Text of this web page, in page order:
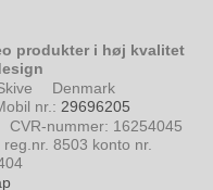
produkter i høj kvalitet
Denmark
nr.: 29696205
CVR-nummer: 16254045
8503 konto nr.